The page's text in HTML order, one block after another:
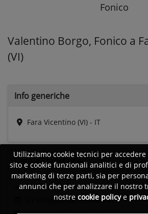
Fonico
Valentino Borgo, Fonico a
(VI)
Info generiche
Fara Vicentino (VI) - IT
Date eStatistiche
Ultimo accesso:Non disponibile
Su Villaggio dal: 06/06/2011
Utilizziamo cookie tecnici per
sito e cookie funzionali analitici e di
marketing di terze parti, sia per
annunci che per analizzare il nostro
nostre cookie policye